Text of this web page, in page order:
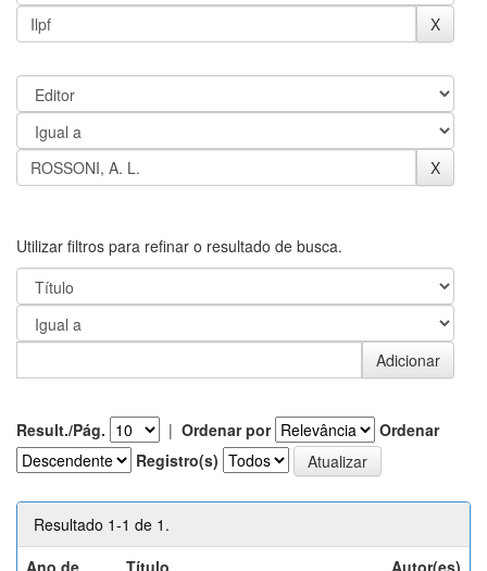
Utilizar filtros para refinar o resultado de busca.
Result./Pág. | Ordenar por
Ordenar
Registro(s)
Resultado 1-1 de 1.
Ano de
Título Autor(es)